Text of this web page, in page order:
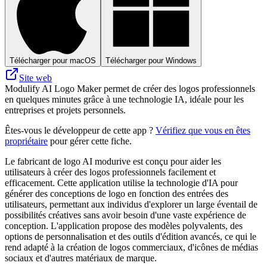
Télécharger pour macOS Télécharger pour Windows
Site web
Modulify AI Logo Maker permet de créer des logos professionnels
en quelques minutes grâce à une technologie IA, idéale pour les
entreprises et projets personnels.
Êtes-vous le développeur de cette app ? Vérifiez que vous en êtes
propriétaire pour gérer cette fiche.
Le fabricant de logo AI modurive est conçu pour aider les
utilisateurs à créer des logos professionnels facilement et
efficacement. Cette application utilise la technologie d'IA pour
générer des conceptions de logo en fonction des entrées des
utilisateurs, permettant aux individus d'explorer un large éventail de
possibilités créatives sans avoir besoin d'une vaste expérience de
conception. L'application propose des modèles polyvalents, des
options de personnalisation et des outils d'édition avancés, ce qui le
rend adapté à la création de logos commerciaux, d'icônes de médias
sociaux et d'autres matériaux de marque.